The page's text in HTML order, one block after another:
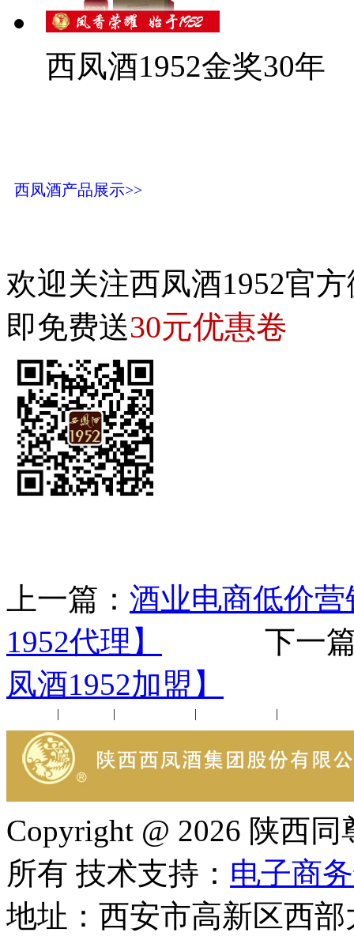
西凤酒1952金奖30年
西凤酒产品展示>>
欢迎关注西凤酒1952官
即免费送30元优惠卷
上一篇： 酒业电商低价
1952代理】
下一篇
凤酒1952加盟】
| | | |
Copyright @ 2026 陕西
所有 技术支持： 电子商
地址：西安市高新区西